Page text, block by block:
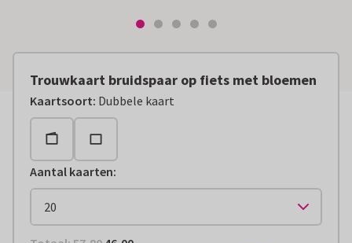
Trouwkaart bruidspaar op fiets met bloemen
Kaartsoort: Dubbele kaart
Aantal kaarten: